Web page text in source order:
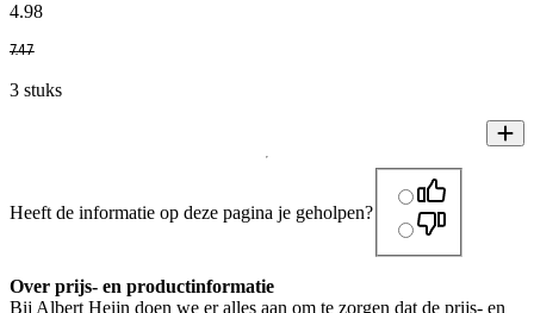
4.98
7.47
3 stuks
Heeft de informatie op deze pagina je geholpen?
Over prijs- en productinformatie
Bij Albert Heijn doen we er alles aan om te zorgen dat de prijs- en